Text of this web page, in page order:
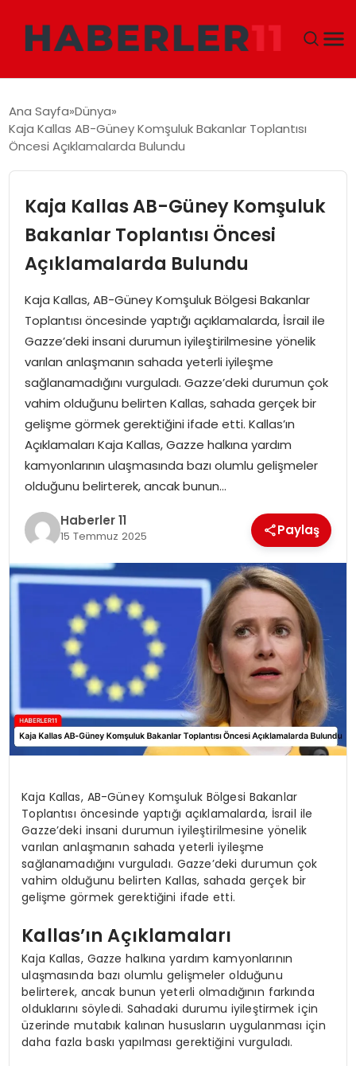
DÜNYA
SIYASET
TEKNOLOJI
EĞITIM
MAGAZIN
SPOR
YAŞAM
Ana Sayfa Dünya
Kaja Kallas AB-Güney Komşuluk Bakanlar Toplantısı
Öncesi Açıklamalarda Bulundu
Kaja Kallas AB-Güney Komşuluk
Bakanlar Toplantısı Öncesi
Açıklamalarda Bulundu
Kaja Kallas, AB-Güney Komşuluk Bölgesi Bakanlar
Toplantısı öncesinde yaptığı açıklamalarda, İsrail ile
Gazze’deki insani durumun iyileştirilmesine yönelik
varılan anlaşmanın sahada yeterli iyileşme
sağlanamadığını vurguladı. Gazze’deki durumun çok
vahim olduğunu belirten Kallas, sahada gerçek bir
gelişme görmek gerektiğini ifade etti. Kallas’ın
Açıklamaları Kaja Kallas, Gazze halkına yardım
kamyonlarının ulaşmasında bazı olumlu gelişmeler
olduğunu belirterek, ancak bunun…
Haberler 11
15 Temmuz 2025 Paylaş
Kaja Kallas, AB-Güney Komşuluk Bölgesi Bakanlar
Toplantısı öncesinde yaptığı açıklamalarda, İsrail ile
Gazze’deki insani durumun iyileştirilmesine yönelik
varılan anlaşmanın sahada yeterli iyileşme
sağlanamadığını vurguladı. Gazze’deki durumun çok
vahim olduğunu belirten Kallas, sahada gerçek bir
gelişme görmek gerektiğini ifade etti.
Kallas’ın Açıklamaları
Kaja Kallas, Gazze halkına yardım kamyonlarının
ulaşmasında bazı olumlu gelişmeler olduğunu
belirterek, ancak bunun yeterli olmadığının farkında
olduklarını söyledi. Sahadaki durumu iyileştirmek için
üzerinde mutabık kalınan hususların uygulanması için
daha fazla baskı yapılması gerektiğini vurguladı.